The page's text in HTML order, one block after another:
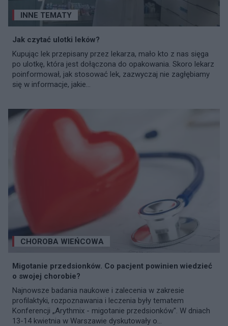
INNE TEMATY
Jak czytać ulotki leków?
Kupując lek przepisany przez lekarza, mało kto z nas sięga
po ulotkę, która jest dołączona do opakowania. Skoro lekarz
poinformował, jak stosować lek, zazwyczaj nie zagłębiamy
się w informacje, jakie...
CHOROBA WIEŃCOWA
Migotanie przedsionków. Co pacjent powinien wiedzieć
o swojej chorobie?
Najnowsze badania naukowe i zalecenia w zakresie
profilaktyki, rozpoznawania i leczenia były tematem
Konferencji „Arythmix - migotanie przedsionków". W dniach
13-14 kwietnia w Warszawie dyskutowały o...